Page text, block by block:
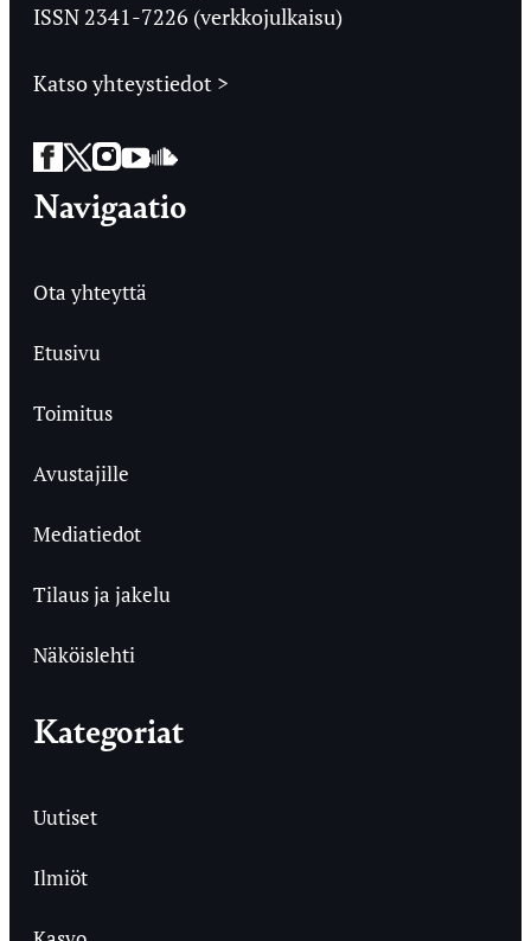
ISSN 2341-7226 (verkkojulkaisu)
Katso yhteystiedot >
Facebook
Twitter
Instagram
YouTube
SoundCloud
Navigaatio
Ota yhteyttä
Etusivu
Toimitus
Avustajille
Mediatiedot
Tilaus ja jakelu
Näköislehti
Kategoriat
Uutiset
Ilmiöt